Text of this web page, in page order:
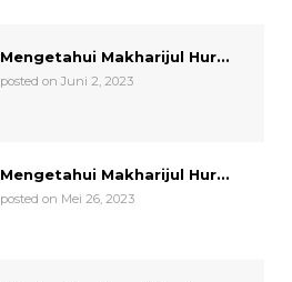
Mengetahui Makharijul Hur...
posted on Juni 2, 2023
Mengetahui Makharijul Hur...
posted on Mei 26, 2023